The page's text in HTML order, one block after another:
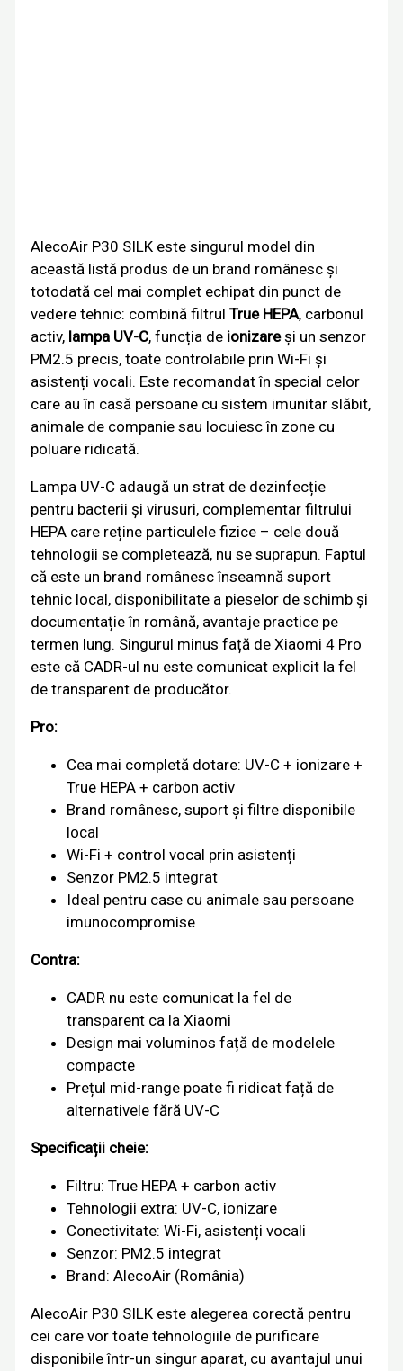
AlecoAir P30 SILK este singurul model din
această listă produs de un brand românesc și
totodată cel mai complet echipat din punct de
vedere tehnic: combină filtrulTrue HEPA, carbonul
activ, lampa UV-C, funcția de ionizareși un senzor
PM2.5 precis, toate controlabile prin Wi-Fi și
asistenți vocali. Este recomandat în special celor
care au în casă persoane cu sistem imunitar slăbit,
animale de companie sau locuiesc în zone cu
poluare ridicată.
Lampa UV-C adaugă un strat de dezinfecție
pentru bacterii și virusuri, complementar filtrului
HEPA care reține particulele fizice – cele două
tehnologii se completează, nu se suprapun. Faptul
că este un brand românesc înseamnă suport
tehnic local, disponibilitate a pieselor de schimb și
documentație în română, avantaje practice pe
termen lung. Singurul minus față de Xiaomi 4 Pro
este că CADR-ul nu este comunicat explicit la fel
de transparent de producător.
Pro:
Cea mai completă dotare: UV-C + ionizare +
True HEPA + carbon activ
Brand românesc, suport și filtre disponibile
local
Wi-Fi + control vocal prin asistenți
Senzor PM2.5 integrat
Ideal pentru case cu animale sau persoane
imunocompromise
Contra:
CADR nu este comunicat la fel de
transparent ca la Xiaomi
Design mai voluminos față de modelele
compacte
Prețul mid-range poate fi ridicat față de
alternativele fără UV-C
Specificații cheie:
Filtru: True HEPA + carbon activ
Tehnologii extra: UV-C, ionizare
Conectivitate: Wi-Fi, asistenți vocali
Senzor: PM2.5 integrat
Brand: AlecoAir (România)
AlecoAir P30 SILK este alegerea corectă pentru
cei care vor toate tehnologiile de purificare
disponibile într-un singur aparat, cu avantajul unui